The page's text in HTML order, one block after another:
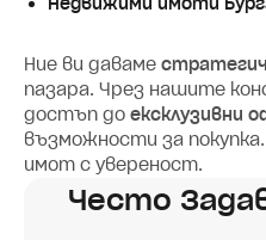
Ние ви даваме
пазара. Чрез нашите
достъп до ексклузивни
възможности за
имот с увереност.
Често